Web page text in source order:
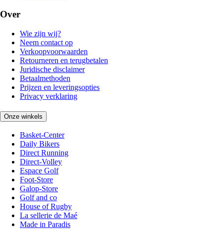
Over
Wie zijn wij?
Neem contact op
Verkoopvoorwaarden
Retourneren en terugbetalen
Juridische disclaimer
Betaalmethoden
Prijzen en leveringsopties
Privacy verklaring
Onze winkels
Basket-Center
Daily Bikers
Direct Running
Direct-Volley
Espace Golf
Foot-Store
Galop-Store
Golf and co
House of Rugby
La sellerie de Maé
Made in Paradis